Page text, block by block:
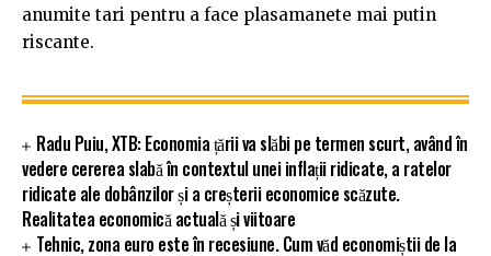
anumite tari pentru a face plasamanete mai putin
riscante.
Radu Puiu, XTB: Economia țării va slăbi pe termen scurt, având în
vedere cererea slabă în contextul unei inflații ridicate, a ratelor
ridicate ale dobânzilor și a creșterii economice scăzute.
Realitatea economică actuală și viitoare
Tehnic, zona euro este în recesiune. Cum văd economiștii de la